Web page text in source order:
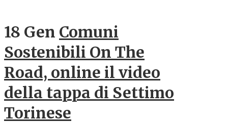
18 Gen Comuni
Sostenibili On The
Road, online il video
della tappa di Settimo
Torinese